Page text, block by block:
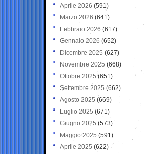
Aprile 2026 (591)
Marzo 2026 (641)
Febbraio 2026 (617)
Gennaio 2026 (652)
Dicembre 2025 (627)
Novembre 2025 (668)
Ottobre 2025 (651)
Settembre 2025 (662)
Agosto 2025 (669)
Luglio 2025 (671)
Giugno 2025 (573)
Maggio 2025 (591)
Aprile 2025 (622)